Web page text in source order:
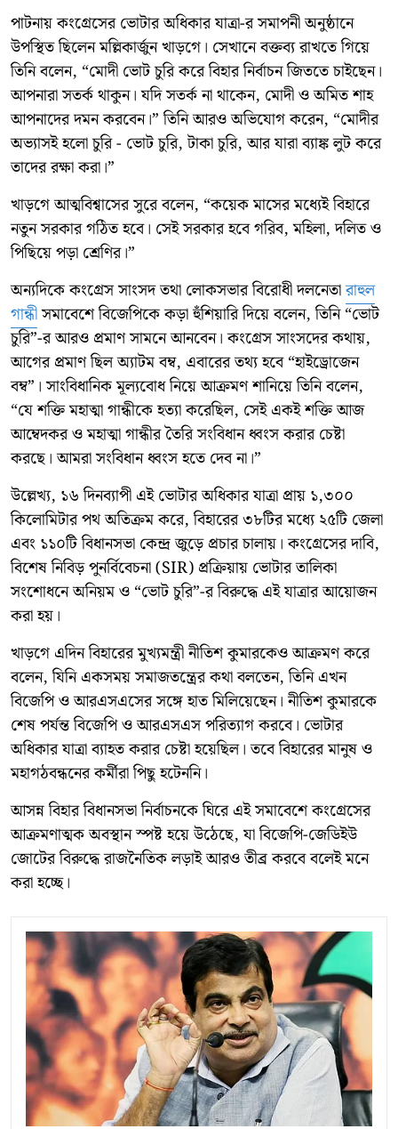
পাটনায় কংগ্রেসের ভোটার অধিকার যাত্রা-র সমাপনী অনুষ্ঠানে
উপস্থিত ছিলেন মল্লিকার্জুন খাড়গে। সেখানে বক্তব্য রাখতে গিয়ে
তিনি বলেন, “মোদী ভোট চুরি করে বিহার নির্বাচন জিততে চাইছেন।
আপনারা সতর্ক থাকুন। যদি সতর্ক না থাকেন, মোদী ও অমিত শাহ
আপনাদের দমন করবেন।” তিনি আরও অভিযোগ করেন, “মোদীর
অভ্যাসই হলো চুরি - ভোট চুরি, টাকা চুরি, আর যারা ব্যাঙ্ক লুট করে
তাদের রক্ষা করা।”
খাড়গে আত্মবিশ্বাসের সুরে বলেন, “কয়েক মাসের মধ্যেই বিহারে
নতুন সরকার গঠিত হবে। সেই সরকার হবে গরিব, মহিলা, দলিত ও
পিছিয়ে পড়া শ্রেণির।”
অন্যদিকে কংগ্রেস সাংসদ তথা লোকসভার বিরোধী দলনেতারাহুল
গান্ধীসমাবেশে বিজেপিকে কড়া হুঁশিয়ারি দিয়ে বলেন, তিনি “ভোট
চুরি”-র আরও প্রমাণ সামনে আনবেন। কংগ্রেস সাংসদের কথায়,
আগের প্রমাণ ছিল অ্যাটম বম্ব, এবারের তথ্য হবে “হাইড্রোজেন
বম্ব”। সাংবিধানিক মূল্যবোধ নিয়ে আক্রমণ শানিয়ে তিনি বলেন,
“যে শক্তি মহাত্মা গান্ধীকে হত্যা করেছিল, সেই একই শক্তি আজ
আম্বেদকর ও মহাত্মা গান্ধীর তৈরি সংবিধান ধ্বংস করার চেষ্টা
করছে। আমরা সংবিধান ধ্বংস হতে দেব না।”
উল্লেখ্য, ১৬ দিনব্যাপী এই ভোটার অধিকার যাত্রা প্রায় ১,৩০০
কিলোমিটার পথ অতিক্রম করে, বিহারের ৩৮টির মধ্যে ২৫টি জেলা
এবং ১১০টি বিধানসভা কেন্দ্র জুড়ে প্রচার চালায়। কংগ্রেসের দাবি,
বিশেষ নিবিড় পুনর্বিবেচনা (SIR) প্রক্রিয়ায় ভোটার তালিকা
সংশোধনে অনিয়ম ও “ভোট চুরি”-র বিরুদ্ধে এই যাত্রার আয়োজন
করা হয়।
খাড়গে এদিন বিহারের মুখ্যমন্ত্রী নীতিশ কুমারকেও আক্রমণ করে
বলেন, যিনি একসময় সমাজতন্ত্রের কথা বলতেন, তিনি এখন
বিজেপি ও আরএসএসের সঙ্গে হাত মিলিয়েছেন। নীতিশ কুমারকে
শেষ পর্যন্ত বিজেপি ও আরএসএস পরিত্যাগ করবে। ভোটার
অধিকার যাত্রা ব্যাহত করার চেষ্টা হয়েছিল। তবে বিহারের মানুষ ও
মহাগঠবন্ধনের কর্মীরা পিছু হটেননি।
আসন্ন বিহার বিধানসভা নির্বাচনকে ঘিরে এই সমাবেশে কংগ্রেসের
আক্রমণাত্মক অবস্থান স্পষ্ট হয়ে উঠেছে, যা বিজেপি-জেডিইউ
জোটের বিরুদ্ধে রাজনৈতিক লড়াই আরও তীব্র করবে বলেই মনে
করা হচ্ছে।